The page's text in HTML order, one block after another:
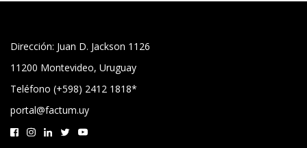
Dirección: Juan D. Jackson 1126
11200 Montevideo, Uruguay
Teléfono (+598) 2412 1818*
portal@factum.uy